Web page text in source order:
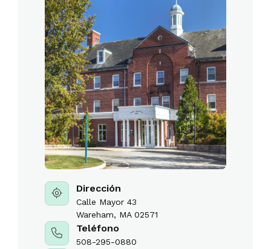
Dirección
Calle Mayor 43
Wareham, MA 02571
Teléfono
508-295-0880